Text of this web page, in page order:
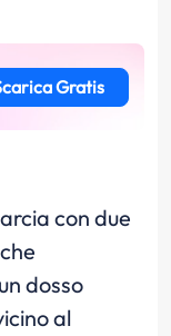
Gratis
con due
dosso
al